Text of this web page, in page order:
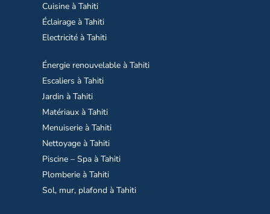
Cuisine à Tahiti
Éclairage à Tahiti
Electricité à Tahiti
Énergie renouvelable à Tahiti
Escaliers à Tahiti
Jardin à Tahiti
Matériaux à Tahiti
Menuiserie à Tahiti
Nettoyage à Tahiti
Piscine – Spa à Tahiti
Plomberie à Tahiti
Sol, mur, plafond à Tahiti